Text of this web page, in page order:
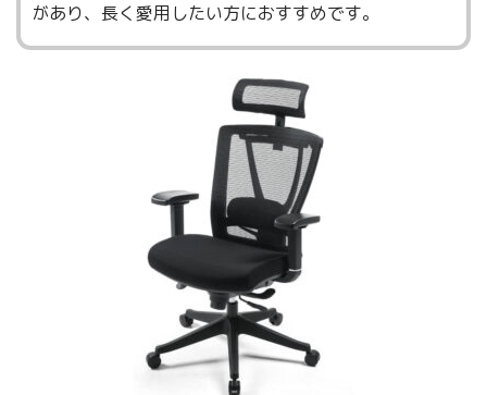
があり、長く愛用したい方におすすめです。